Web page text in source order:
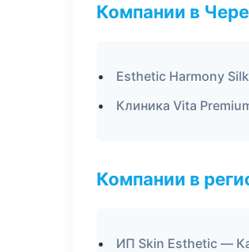
Компании в
Esthetic Harmony
Клиника Vita
Компании в
ИП Skin Esthetic —